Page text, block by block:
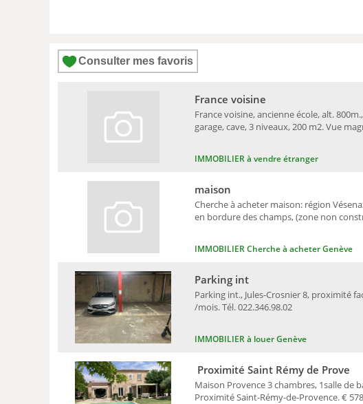
Consulter mes favoris
IMMOBILIER à vendre étranger
France voisine, ancienne école, alt.
garage, cave, 3 niveaux, 200 m2. Vue
France voisine
IMMOBILIER Cherche à acheter Genève
Cherche à acheter maison: région
en bordure des champs, (zone non
maison
IMMOBILIER à louer Genève
Parking int., Jules-Crosnier 8, proximité
/mois. Tél. 022.346.98.02
Parking int
Maison Provence 3 chambres, 1salle de
Proximité Saint-Rémy-de-Provence. €
Proximité Saint Rémy de Prove